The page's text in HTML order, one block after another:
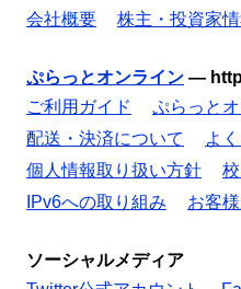
会社概要
株主・投資家
ぷらっとオンライン —
ご利用ガイド
ぷらっと
配送・決済について
よ
個人情報取り扱い方針
IPv6への取り組み
お客
ソーシャルメディア